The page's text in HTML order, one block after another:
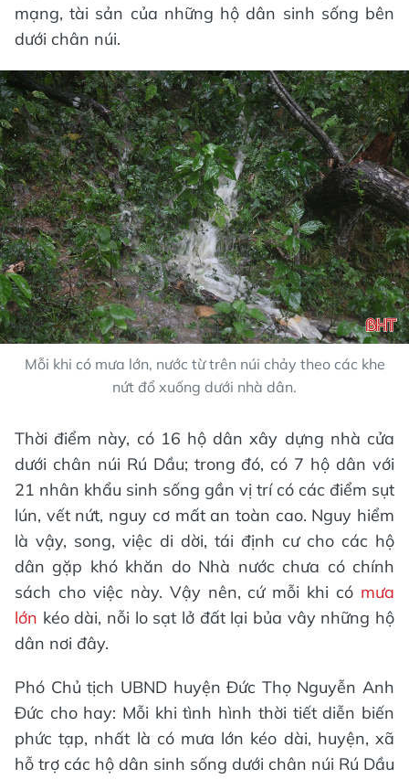
mạng, tài sản của những hộ dân sinh sống bên
dưới chân núi.
Mỗi khi có mưa lớn, nước từ trên núi chảy theo các khe
nứt đổ xuống dưới nhà dân.
Thời điểm này, có 16 hộ dân xây dựng nhà cửa
dưới chân núi Rú Dầu; trong đó, có 7 hộ dân với
21 nhân khẩu sinh sống gần vị trí có các điểm sụt
lún, vết nứt, nguy cơ mất an toàn cao. Nguy hiểm
là vậy, song, việc di dời, tái định cư cho các hộ
dân gặp khó khăn do Nhà nước chưa có chính
sách cho việc này. Vậy nên, cứ mỗi khi có mưa
lớn kéo dài, nỗi lo sạt lở đất lại bủa vây những hộ
dân nơi đây.
Phó Chủ tịch UBND huyện Đức Thọ Nguyễn Anh
Đức cho hay: Mỗi khi tình hình thời tiết diễn biến
phức tạp, nhất là có mưa lớn kéo dài, huyện, xã
hỗ trợ các hộ dân sinh sống dưới chân núi Rú Dầu